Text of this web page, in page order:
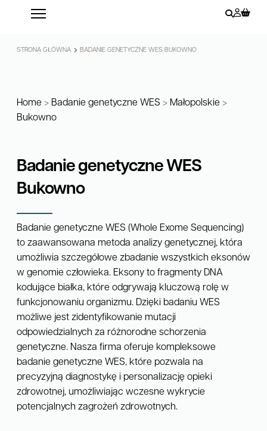
STRONA GŁÓWNA BADANIE GENETYCZNE WES BUKOWNO
Home > Badanie genetyczne WES > Małopolskie >
Bukowno
Badanie genetyczne WES
Bukowno
Badanie genetyczne WES (Whole Exome Sequencing)
to zaawansowana metoda analizy genetycznej, która
umożliwia szczegółowe zbadanie wszystkich eksonów
w genomie człowieka. Eksony to fragmenty DNA
kodujące białka, które odgrywają kluczową rolę w
funkcjonowaniu organizmu. Dzięki badaniu WES
możliwe jest zidentyfikowanie mutacji
odpowiedzialnych za różnorodne schorzenia
genetyczne. Nasza firma oferuje kompleksowe
badanie genetyczne WES, które pozwala na
precyzyjną diagnostykę i personalizację opieki
zdrowotnej, umożliwiając wczesne wykrycie
potencjalnych zagrożeń zdrowotnych.